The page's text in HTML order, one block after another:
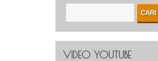
VIDEO YOUTUBE